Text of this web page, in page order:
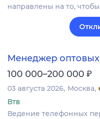
направлены на то,
Менеджер
100 000–200 000 ₽
03 августа 2026 Москва
Втв
Ведение телефонных